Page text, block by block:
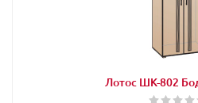
Лотос ШК-802